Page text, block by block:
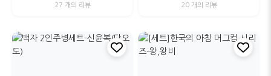
27 개의 리뷰 20 개의 리뷰